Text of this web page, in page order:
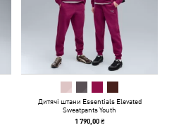
Дитячі штани Essentials Elevated
Sweatpants Youth
1 790,00 ₴